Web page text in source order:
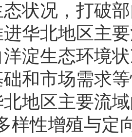
状况，打破
华北地区主
淀生态环境
和市场需求
地区主要流
样性增殖与定